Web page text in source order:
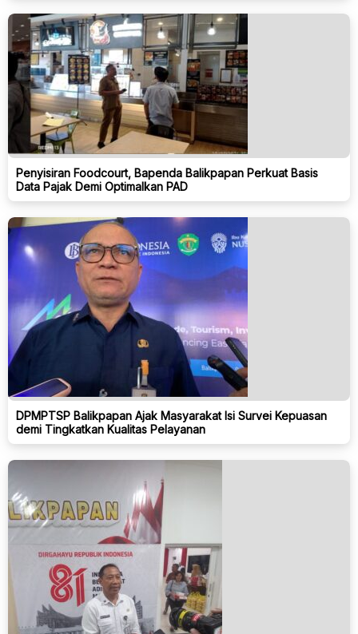
Penyisiran Foodcourt, Bapenda Balikpapan Perkuat Basis
Data Pajak Demi Optimalkan PAD
DPMPTSP Balikpapan Ajak Masyarakat Isi Survei Kepuasan
demi Tingkatkan Kualitas Pelayanan